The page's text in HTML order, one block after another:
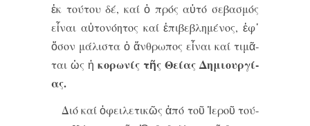
ἐκ τού­του δέ, καί ὁ πρός αὐ­τό σε­βα­σμός
εἶ­ναι αὐ­το­νό­η­τος καί ἐ­πι­βε­βλη­μέ­νος, ἐφ᾽
ὅ­σον μά­λι­στα ὁ ἄν­θρω­πος εἶ­ναι καί τι­μᾶ­
ται ὡς ἡ κο­ρω­νίς τῆς Θεί­ας Δη­μι­ουρ­γί­
ας.
Δι­ό καί ὀ­φει­λε­τι­κῶς ἀ­πό τοῦ Ἱ­ε­ροῦ τού­